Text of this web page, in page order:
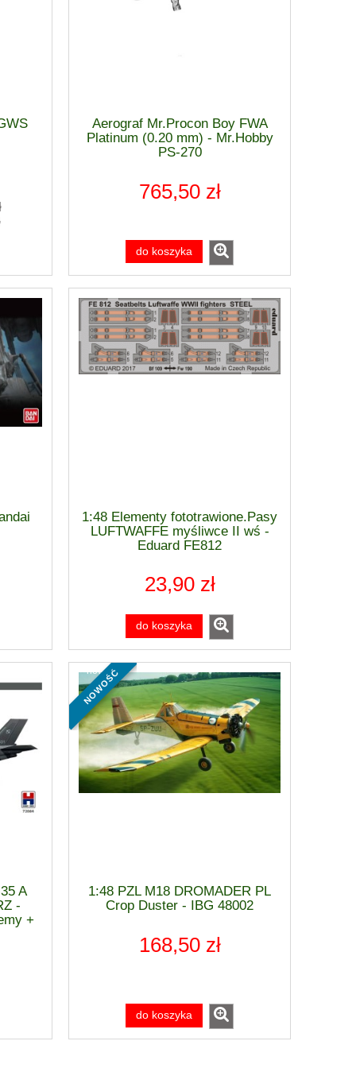
Aerograf Mr.Procon Boy FWA
Platinum (0.20 mm) - Mr.Hobby
PS-270
765,50 zł
do koszyka
1:48 Elementy fototrawione.Pasy
LUFTWAFFE myśliwce II wś -
Eduard FE812
23,90 zł
do koszyka
A
-
+
1:48 PZL M18 DROMADER PL
Crop Duster - IBG 48002
168,50 zł
do koszyka
nowość